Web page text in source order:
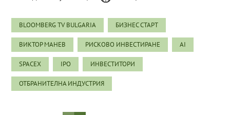
BLOOMBERG TV BULGARIA БИЗНЕС СТАРТ
ВИКТОР МАНЕВ РИСКОВО ИНВЕСТИРАНЕ AI
SPACEX IPO ИНВЕСТИТОРИ
ОТБРАНИТЕЛНА ИНДУСТРИЯ